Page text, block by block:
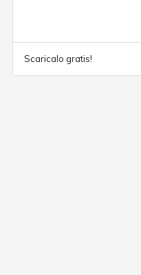
Scaricalo gratis!